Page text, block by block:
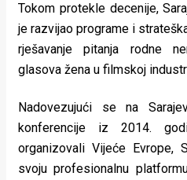
Život
u
pokretu
Ideje
rade
Tokom protekle decenije,
je razvijao programe i
rješavanje pitanja rodne
glasova žena u filmskoj
Nadovezujući se na
konferencije iz 2014.
organizovali Vijeće Evrope,
svoju profesionalnu